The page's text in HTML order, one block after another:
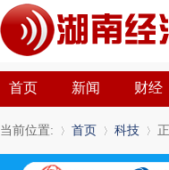
首页 新闻 财经
当前位置: 首页 科技